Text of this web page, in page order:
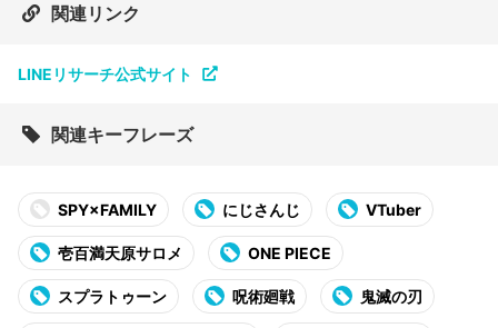
関連リンク
LINEリサーチ公式サイト
関連キーフレーズ
SPY×FAMILY にじさんじ VTuber
壱百満天原サロメ ONE PIECE
スプラトゥーン 呪術廻戦 鬼滅の刃